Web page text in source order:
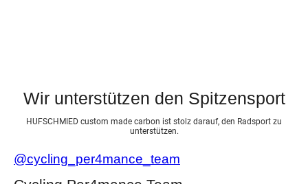
Wir unterstützen den Spitzensport
HUFSCHMIED custom made carbon ist stolz darauf, den Radsport zu
unterstützen.
@cycling_per4mance_team